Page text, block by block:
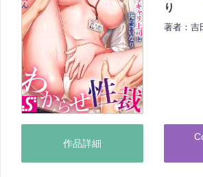
り
著者：吉
作品詳細